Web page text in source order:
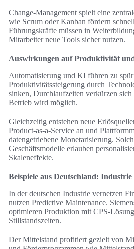
Change-Management spielt eine
wie Scrum oder Kanban fördern
Führungskräfte müssen in
Mitarbeiter neue Tools sicher nutzen.
Auswirkungen auf Produktivität und
Automatisierung und KI führen zu
Produktivitätssteigerung durch
sinken, Durchlaufzeiten verkürzen
Betrieb wird möglich.
Gleichzeitig entstehen neue
Product-as-a-Service an und
datengetriebene Monetarisierung.
Geschäftsmodelle erlauben
Skaleneffekte.
Beispiele aus Deutschland:
In der deutschen Industrie vernetzen
nutzen Predictive Maintenance.
optimieren Produktion mit CPS-
Stillstandszeiten.
Der Mittelstand profitiert gezielt von